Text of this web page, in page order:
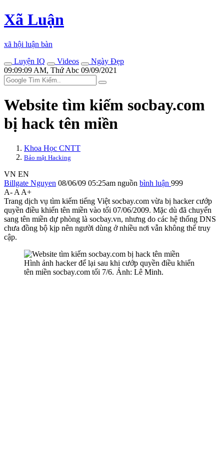
Xã Luận
xã hội luận bàn
Luyện IQ
Videos
Ngày Đẹp
09:09:09 AM, Thứ Abc 09/09/2021
Website tìm kiếm socbay.com
bị hack tên miền
Khoa Học CNTT
Bảo mật Hacking
VN EN
Billgate Nguyen 08/06/09 05:25am nguồn bình luận 999
A- A A+
Trang dịch vụ tìm kiếm tiếng Việt socbay.com vừa bị hacker cướp
quyền điều khiển tên miền vào tối 07/06/2009. Mặc dù đã chuyển
sang tên miền dự phòng là socbay.vn, nhưng do các hệ thống DNS
chưa đồng bộ kịp nên người dùng ở nhiều nơi vẫn không thể truy
cập.
Hình ảnh hacker để lại sau khi cướp quyền điều khiển
tên miền socbay.com tối 7/6. Ảnh: Lê Minh.